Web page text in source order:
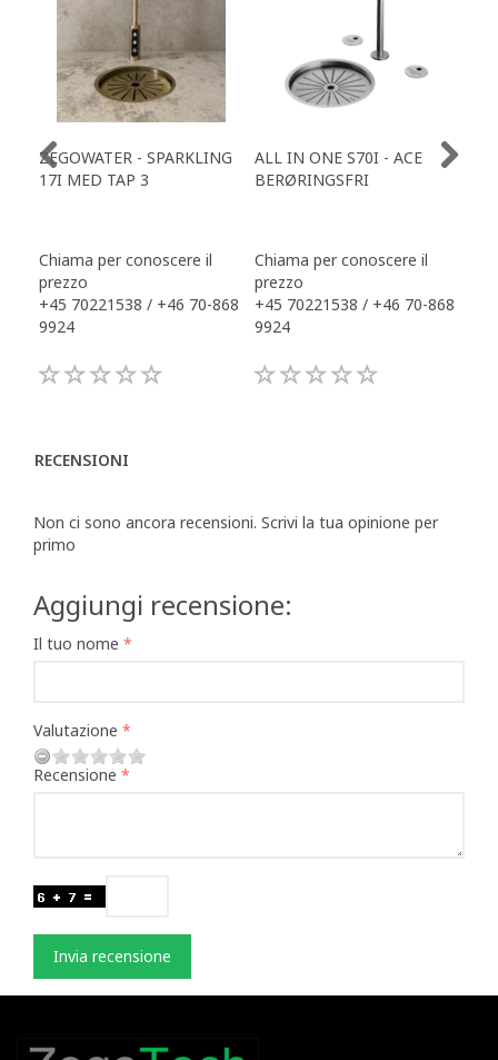
ZEGOWATER - SPARKLING
17I MED TAP 3
Chiama per conoscere il
prezzo
+45 70221538 / +46 70-868
9924
ALL IN ONE S70I - ACE
BERØRINGSFRI
Chiama per conoscere il
prezzo
+45 70221538 / +46 70-868
9924
RECENSIONI
Non ci sono ancora recensioni. Scrivi la tua opinione per
primo
Aggiungi recensione:
Il tuo nome
Valutazione
Recensione
Invia recensione